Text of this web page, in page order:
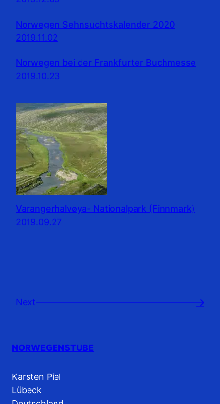
Norwegen Sehnsuchtskalender 2020
2019.11.02
Norwegen bei der Frankfurter Buchmesse
2019.10.23
Varangerhalvøya- Nationalpark (Finnmark)
2019.09.27
Next →
NORWEGENSTUBE
Karsten Piel
Lübeck